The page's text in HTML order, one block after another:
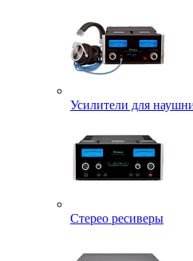
Усилители для
Стерео ресиверы